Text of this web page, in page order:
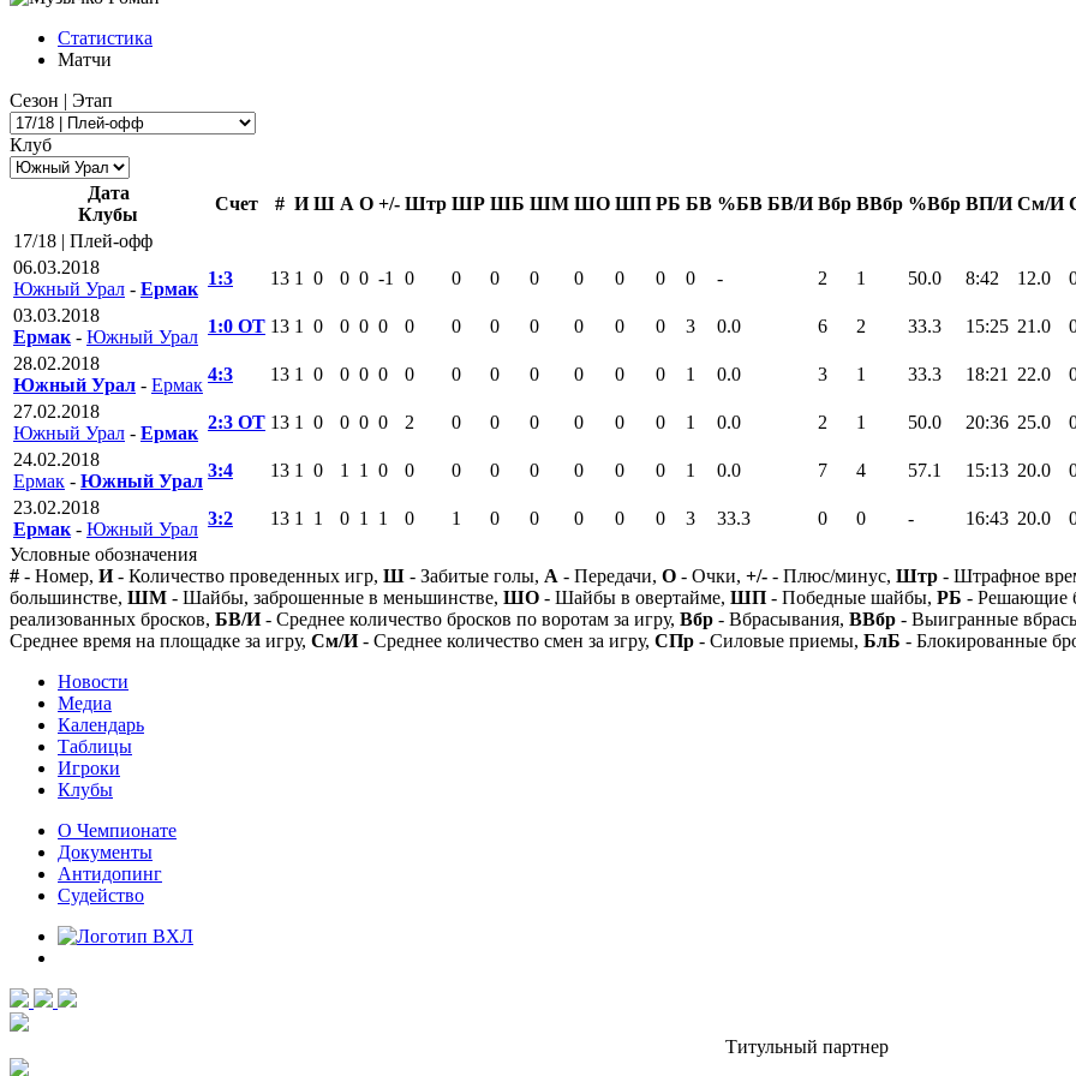
Статистика
Матчи
Сезон | Этап
Клуб
Дата
Клубы
Счет # И Ш А О +/- Штр ШР ШБ ШМ ШО ШП РБ БВ %БВ БВ/И Вбр ВВбр %Вбр ВП/И См/И
17/18 | Плей-офф
06.03.2018
Южный Урал - Ермак
1:3 13 1 0 0 0 -1 0 0 0 0 0 0 0 0 - 2 1 50.0 8:42 12.0
03.03.2018
Ермак - Южный Урал
1:0 ОТ 13 1 0 0 0 0 0 0 0 0 0 0 0 3 0.0 6 2 33.3 15:25 21.0
28.02.2018
Южный Урал - Ермак
4:3 13 1 0 0 0 0 0 0 0 0 0 0 0 1 0.0 3 1 33.3 18:21 22.0
27.02.2018
Южный Урал - Ермак
2:3 ОТ 13 1 0 0 0 0 2 0 0 0 0 0 0 1 0.0 2 1 50.0 20:36 25.0
24.02.2018
Ермак - Южный Урал
3:4 13 1 0 1 1 0 0 0 0 0 0 0 0 1 0.0 7 4 57.1 15:13 20.0
23.02.2018
Ермак - Южный Урал
3:2 13 1 1 0 1 1 0 1 0 0 0 0 0 3 33.3 0 0 - 16:43 20.0
Условные обозначения
# - Номер, И- Количество проведенных игр, Ш - Забитые голы, А - Передачи, О - Очки, +/- - Плюс/минус, Штр - Штрафное
большинстве, ШМ - Шайбы, заброшенные в меньшинстве, ШО - Шайбы в овертайме, ШП - Победные шайбы, РБ - Решающие
реализованных бросков, БВ/И- Среднее количество бросков по воротам за игру, Вбр - Вбрасывания, ВВбр - Выигранные
Среднее время на площадке за игру, См/И- Среднее количество смен за игру, СПр - Силовые приемы, БлБ - Блокированные
Новости
Медиа
Календарь
Таблицы
Игроки
Клубы
О Чемпионате
Документы
Антидопинг
Судейство
Титульный партнер